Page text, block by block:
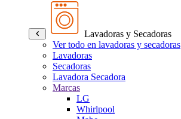
Lavadoras y Secadoras
Ver todo en lavadoras y secadoras
Lavadoras
Secadoras
Lavadora Secadora
Marcas
LG
Whirlpool